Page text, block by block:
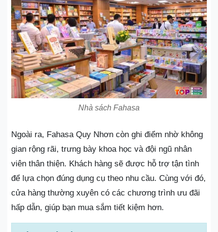
Nhà sách Fahasa
Ngoài ra, Fahasa Quy Nhơn còn ghi điểm nhờ không
gian rộng rãi, trưng bày khoa học và đội ngũ nhân
viên thân thiện. Khách hàng sẽ được hỗ trợ tận tình
để lựa chọn đúng dụng cụ theo nhu cầu. Cùng với đó,
cửa hàng thường xuyên có các chương trình ưu đãi
hấp dẫn, giúp bạn mua sắm tiết kiệm hơn.